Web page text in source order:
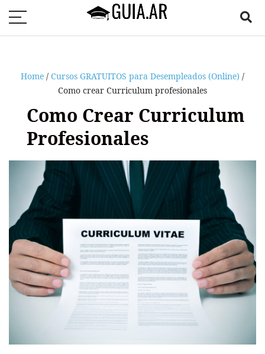
Home / Cursos GRATUITOS para Desempleados (Online) /
Como crear Curriculum profesionales
Como Crear Curriculum
Profesionales